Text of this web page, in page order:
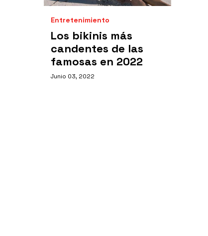
Entretenimiento
Los bikinis más
candentes de las
famosas en 2022
Junio 03, 2022